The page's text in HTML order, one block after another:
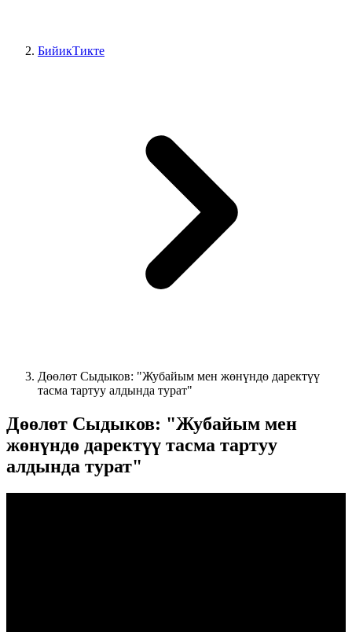
БийикТикте
Дөөлөт Сыдыков: "Жубайым мен жөнүндө даректүү
тасма тартуу алдында турат"
Дөөлөт Сыдыков: "Жубайым мен
жөнүндө даректүү тасма тартуу
алдында турат"